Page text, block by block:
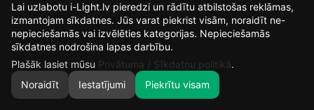
0
Kustības Sensoru - 2255-081
19.50€
Mobilais Gaismeklis Ar
Kustību Sensoru
19.75€
15
DIENAS
49
MIN.
59
SEK.
Lai uzlabotu i-Light.lv pieredzi un rādītu atbilstošas reklāmas,
izmantojam sīkdatnes. Jūs varat piekrist visām, noraidīt ne-
nepieciešamās vai izvēlēties kategorijas. Nepieciešamās
sīkdatnes nodrošina lapas darbību.
Plašāk lasiet mūsu Privātuma / Sīkdatņu politikā.
Noraidīt
Iestatījumi Piekrītu visam